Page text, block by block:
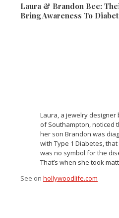
Laura & Brandon Bee:
Bring Awareness To
Laura, a jewelry designer
of Southampton, noticed
her son Brandon was
with Type 1 Diabetes,
was no symbol for the
That’s when she took
See on hollywoodlife.com